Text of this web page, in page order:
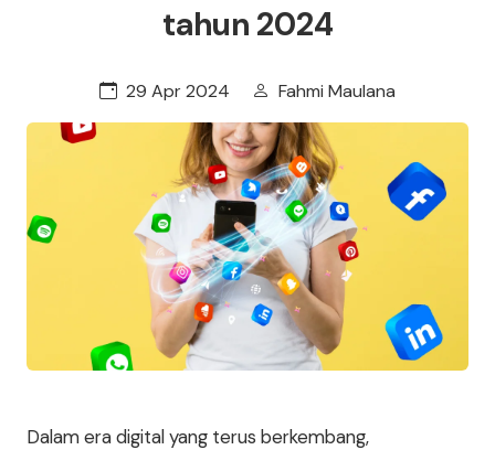
tahun 2024
29 Apr 2024 Fahmi Maulana
Dalam era digital yang terus berkembang,